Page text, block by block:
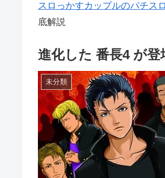
スロっかすカップルのパチス
底解説
進化した 番長4 が
未分類